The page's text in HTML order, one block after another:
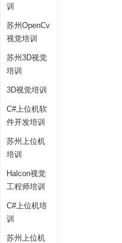
训
苏州OpenCv
视觉培训
苏州3D视觉
培训
3D视觉培训
C#上位机软
件开发培训
苏州上位机
培训
Halcon视觉
工程师培训
C#上位机培
训
苏州上位机